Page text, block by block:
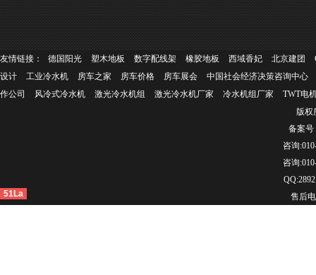
友情链接： 德国阳光 塑木地板 数字配线架 橡胶地板 西域香妃 北京建团
设计
工业冷水机 房车之家 房车价格 房车展会
中国社会经济决策咨询中心
作公司
风冷式冷水机 激光冷水机组 激光冷水机厂家 冷水机组厂家
TWT电
版权
备案号
咨询
咨询
售后
51La